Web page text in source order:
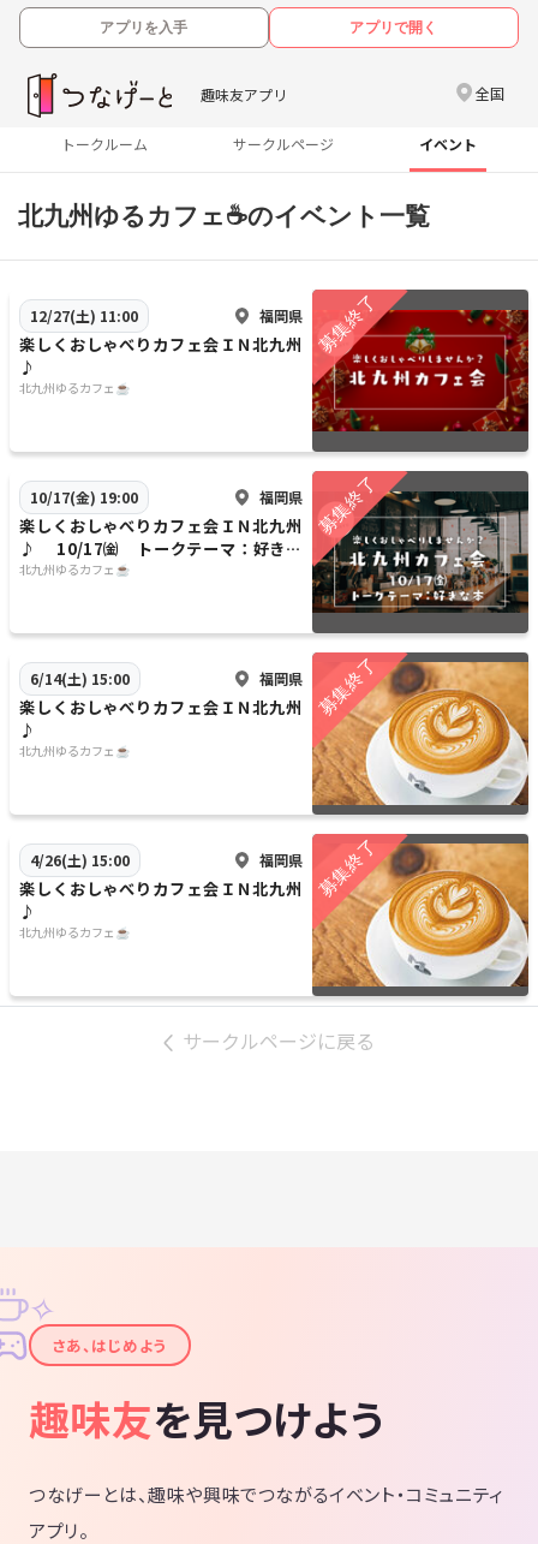
アプリを入手 アプリで開く
趣味友アプリ 全国
トークルーム サークルページ イベント
北九州ゆるカフェ☕のイベント一覧
12/27(土) 11:00 福岡県
楽しくおしゃべりカフェ会ＩＮ北九州
♪
北九州ゆるカフェ☕
10/17(金) 19:00 福岡県
楽しくおしゃべりカフェ会ＩＮ北九州
♪ 10/17㈮ トークテーマ：好きな
本📚
北九州ゆるカフェ☕
6/14(土) 15:00 福岡県
楽しくおしゃべりカフェ会ＩＮ北九州
♪
北九州ゆるカフェ☕
4/26(土) 15:00 福岡県
楽しくおしゃべりカフェ会ＩＮ北九州
♪
北九州ゆるカフェ☕
サークルページに戻る
✦
✧
さあ、はじめよう
趣味友を見つけよう
つなげーとは、趣味や興味でつながるイベント・コミュニティ
アプリ。